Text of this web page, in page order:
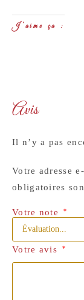
J’aime ça :
Avis
Il n’y a pas
Votre adresse
obligatoires
Votre note *
Votre avis *